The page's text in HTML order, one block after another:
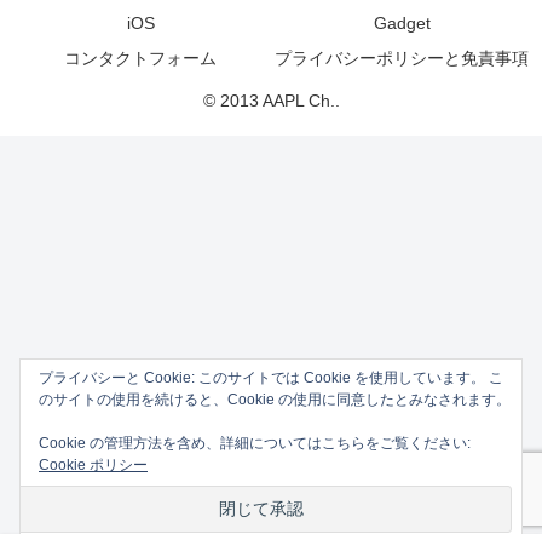
iOS
Gadget
コンタクトフォーム
プライバシーポリシーと免責事項
© 2013 AAPL Ch..
プライバシーと Cookie: このサイトでは Cookie を使用しています。 こ
のサイトの使用を続けると、Cookie の使用に同意したとみなされます。
Cookie の管理方法を含め、詳細についてはこちらをご覧ください:
Cookie ポリシー